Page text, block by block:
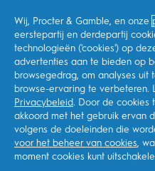
Ik geef
gepersonaliseerde
aanbiedingen, nieuws en
Oral-B en andere
P&G-merken
kan me op elk
Procter & Gamble, als
persoonlijke gegevens
registreren en de interactie
diensten en zodat P&G u,
relevante commerciële
gepersonaliseerde
Wij, Procter & Gamble, en onze
eerstepartij en derdepartij
technologieën ('cookies') op
advertenties aan te bieden op
browsegedrag, om analyses uit
browse-ervaring te verbeteren.
Privacybeleid. Door de cookies
akkoord met het gebruik ervan
volgens de doeleinden die
voor het beheer van cookies,
moment cookies kunt